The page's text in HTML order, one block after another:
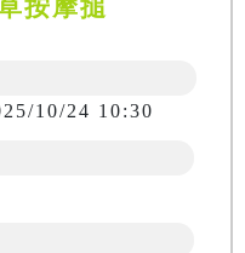
按摩搥
10/24 10:30